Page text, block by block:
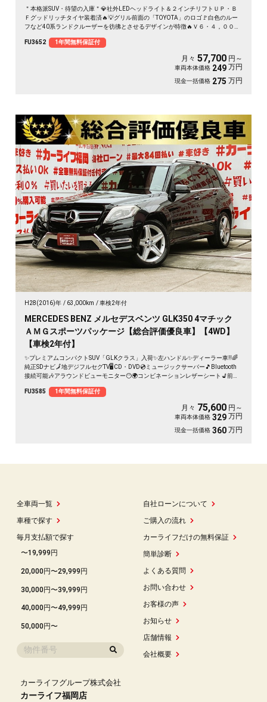
＂本格派SUV・待望の入庫＂💎社外LEDヘッドライト＆２インチリフトＵＰ・Ｂ
Ｆグッドリッチタイヤ装着済🔥💡グリル前面の「TOYOTA」のロゴ🚩白色のルー
フなど40系ランドクルーザーを彷彿とさせるデザインが特徴🔥Ｖ６・４，０００
型📺走行中映像視聴可能👀両側大開口観音開きドア🚪👀クリアランスソナー・バ
FU3652 1年間無料保証付
月々 57,700 円～
車両本体価格 249 万円
現金一括価格 275 万円
H28(2016)年 63,000km 車検2年付
MERCEDES BENZ メルセデスベンツ GLK350 4マチック
ＡＭＧスポーツパッケージ【総合評価優良車】【4WD】
【車検2年付】
✨プレミアムコンパクトSUV「GLKクラス」入荷✨左ハンドル✨ディーラー車‼️🌈
純正SDナビ🗾地デジフルセグTV🖥️CD・DVD💿ミュージックサーバー🎵Bluetooth
接続可能🎶アラウンドビューモニター😶🌍コンビネーションレザーシート💺前席
視認性抜群🔦広いトランクルーム🚗メルセデスベンツ独自の自動追従型クルーズ
FU3585 1年間無料保証付
月々 75,600 円～
車両本体価格 329 万円
現金一括価格 360 万円
全車両一覧
車種で探す
毎月支払額で探す
〜19,999円
20,000円〜29,999円
30,000円〜39,999円
40,000円〜49,999円
50,000円〜
自社ローンについて
ご購入の流れ
カーライフだけの無料保証
簡単診断
よくある質問
お問い合わせ
お客様の声
お知らせ
店舗情報
会社概要
カーライフグループ株式会社
カーライフ福岡店